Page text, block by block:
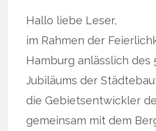
Hallo liebe Leser,
im Rahmen der
Hamburg anlässlich des
Jubiläums der
die Gebietsentwickler
gemeinsam mit dem